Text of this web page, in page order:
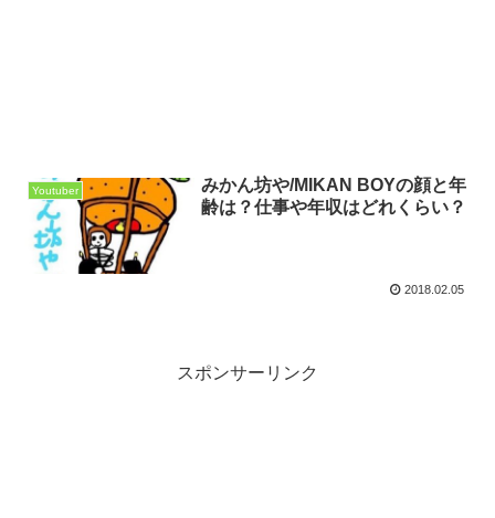
Youtuber
みかん坊や/MIKAN BOYの顔と年
齢は？仕事や年収はどれくらい？
2018.02.05
スポンサーリンク